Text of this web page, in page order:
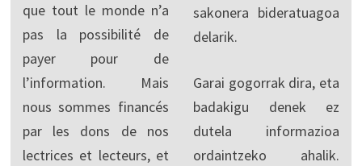
que tout le monde n’a
pas la possibilité de
payer pour de
l’information. Mais
nous sommes financés
par les dons de nos
lectrices et lecteurs, et
sakonera bideratuagoa
delarik.
Garai gogorrak dira, eta
badakigu denek ez
dutela informazioa
ordaintzeko ahalik.